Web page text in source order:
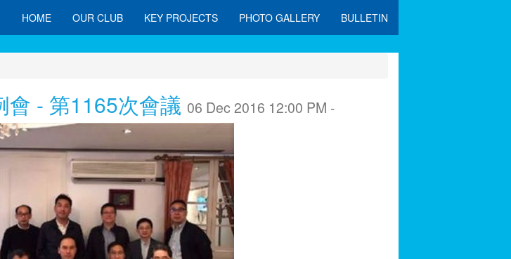
HOME OUR CLUB KEY PROJECTS PHOTO GALLERY BULLETIN
會 - 第1165次會議 06 Dec 2016 12:00 PM -